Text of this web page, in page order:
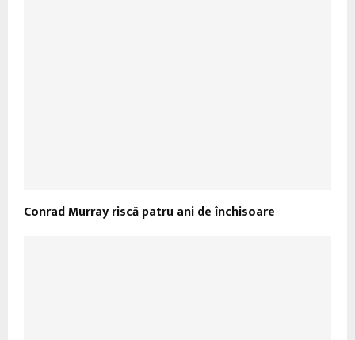
Conrad Murray riscă patru ani de închisoare